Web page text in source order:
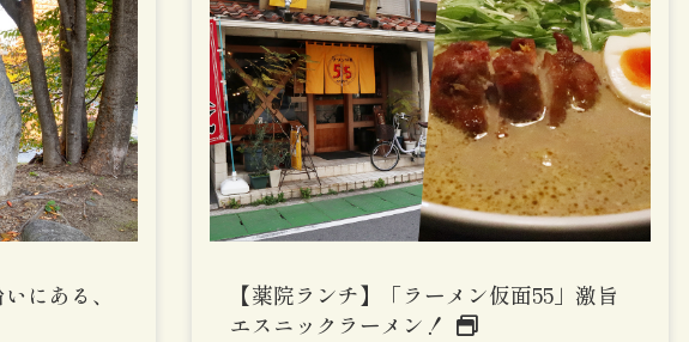
にある、
【薬院ランチ】「ラーメン仮面55」激旨
エスニックラーメン！